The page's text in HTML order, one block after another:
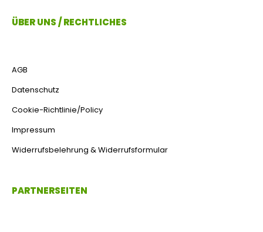
ÜBER UNS / RECHTLICHES
AGB
Datenschutz
Cookie-Richtlinie/Policy
Impressum
Widerrufsbelehrung & Widerrufsformular
PARTNERSEITEN